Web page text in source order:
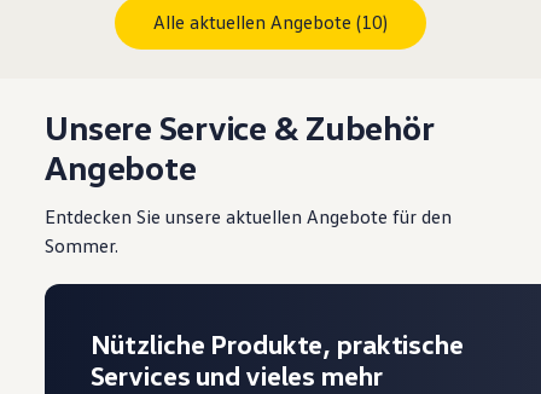
Alle aktuellen Angebote (10)
Unsere Service & Zubehör
Angebote
Entdecken Sie unsere aktuellen Angebote für den
Sommer.
Nützliche Produkte, praktische
Services und vieles mehr